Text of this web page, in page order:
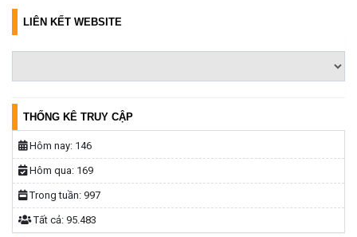
LIÊN KẾT WEBSITE
THỐNG KÊ TRUY CẬP
Hôm nay: 146
Hôm qua: 169
Trong tuần: 997
Tất cả: 95.483